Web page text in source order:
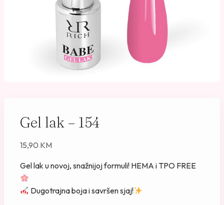
Gel lak – 154
15,90 KM
Gel lak u novoj, snažnijoj formuli! HEMA i TPO FREE
Dugotrajna boja i savršen sjaj!